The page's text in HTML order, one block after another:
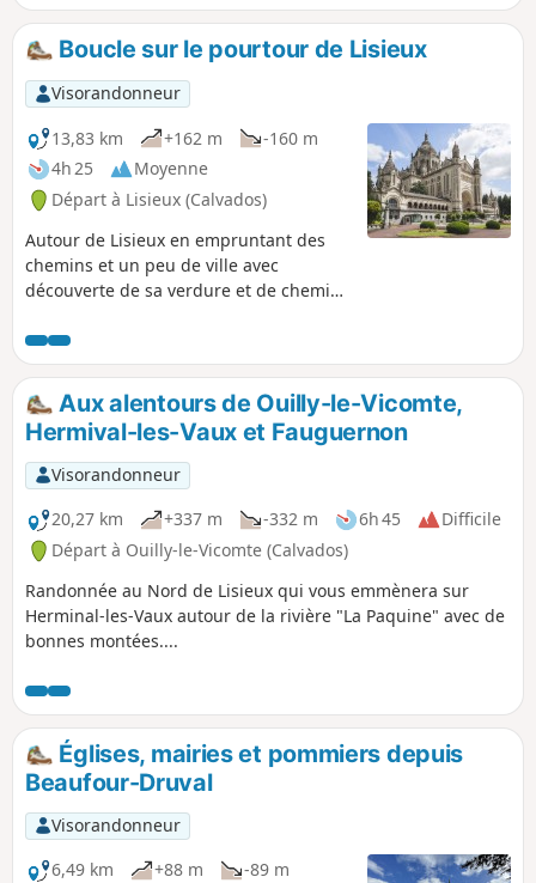
Boucle sur le pourtour de Lisieux
Visorandonneur
13,83 km
+162 m
-160 m
4h 25
Moyenne
Départ à Lisieux (Calvados)
Autour de Lisieux en empruntant des
chemins et un peu de ville avec
découverte de sa verdure et de chemins
Aux alentours de Ouilly-le-Vicomte,
Hermival-les-Vaux et Fauguernon
Visorandonneur
20,27 km
+337 m -332 m 6h 45
Difficile
Départ à Ouilly-le-Vicomte (Calvados)
Randonnée au Nord de Lisieux qui vous emmènera sur
Herminal-les-Vaux autour de la rivière "La Paquine" avec de
bonnes montées....
Églises, mairies et pommiers depuis
Beaufour-Druval
Visorandonneur
6,49 km
+88 m
-89 m